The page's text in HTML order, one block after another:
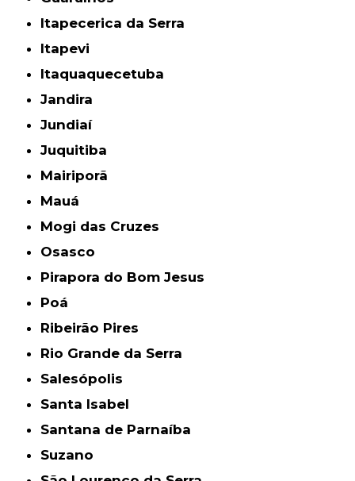
Itapecerica da Serra
Itapevi
Itaquaquecetuba
Jandira
Jundiaí
Juquitiba
Mairiporã
Mauá
Mogi das Cruzes
Osasco
Pirapora do Bom Jesus
Poá
Ribeirão Pires
Rio Grande da Serra
Salesópolis
Santa Isabel
Santana de Parnaíba
Suzano